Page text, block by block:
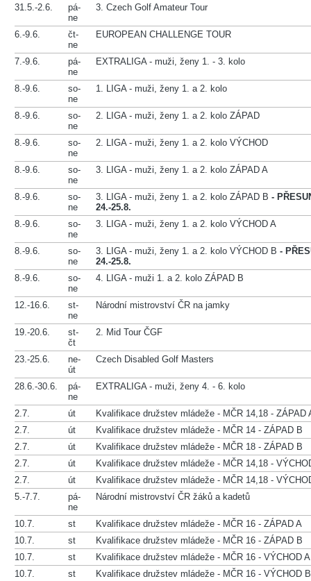
31.5.-2.6.
pá-
ne
3. Czech Golf Amateur Tour
6.-9.6.
čt-
ne
EUROPEAN CHALLENGE TOUR
7.-9.6.
pá-
ne
EXTRALIGA - muži, ženy 1. - 3. kolo
8.-9.6.
so-
ne
1. LIGA - muži, ženy 1. a 2. kolo
8.-9.6.
so-
ne
2. LIGA - muži, ženy 1. a 2. kolo ZÁPAD
8.-9.6.
so-
ne
2. LIGA - muži, ženy 1. a 2. kolo VÝCHOD
8.-9.6.
so-
ne
3. LIGA - muži, ženy 1. a 2. kolo ZÁPAD A
8.-9.6.
so-
ne
3. LIGA - muži, ženy 1. a 2. kolo ZÁPAD B -
24.-25.8.
8.-9.6.
so-
ne
3. LIGA - muži, ženy 1. a 2. kolo VÝCHOD A
8.-9.6.
so-
ne
3. LIGA - muži, ženy 1. a 2. kolo VÝCHOD B -
24.-25.8.
8.-9.6.
so-
ne
4. LIGA - muži 1. a 2. kolo ZÁPAD B
12.-16.6.
st-
ne
Národní mistrovství ČR na jamky
19.-20.6.
st-
čt
2. Mid Tour ČGF
23.-25.6.
ne-
út
Czech Disabled Golf Masters
28.6.-30.6.
pá-
ne
EXTRALIGA - muži, ženy 4. - 6. kolo
2.7. út
Kvalifikace družstev mládeže - MČR 14,18 - ZÁPAD
2.7.
út
Kvalifikace družstev mládeže - MČR 14 - ZÁPAD B
2.7.
út
Kvalifikace družstev mládeže - MČR 18 - ZÁPAD B
2.7.
út
Kvalifikace družstev mládeže - MČR 14,18 -
2.7.
út
Kvalifikace družstev mládeže - MČR 14,18 -
5.-7.7.
pá-
ne
Národní mistrovství ČR žáků a kadetů
10.7. st
Kvalifikace družstev mládeže - MČR 16 - ZÁPAD A
10.7.
st
Kvalifikace družstev mládeže - MČR 16 - ZÁPAD B
10.7.
st
Kvalifikace družstev mládeže - MČR 16 - VÝCHOD A
10.7.
st
Kvalifikace družstev mládeže - MČR 16 - VÝCHOD B